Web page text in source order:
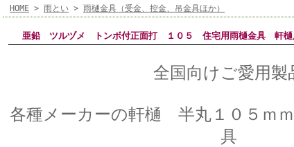
HOME > 雨とい > 雨樋金具（受金、控金、吊金具ほか）
亜鉛 ツルヅメ トンボ付正面打 １０５ 住宅用雨樋金具
全国向けご愛用製
各種メーカーの軒樋 半丸１０５ｍ
具